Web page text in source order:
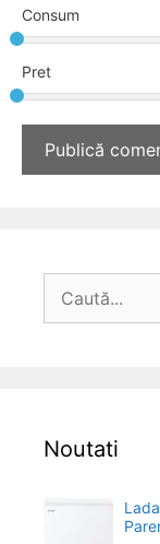
Consum
Pret
după:
Noutati